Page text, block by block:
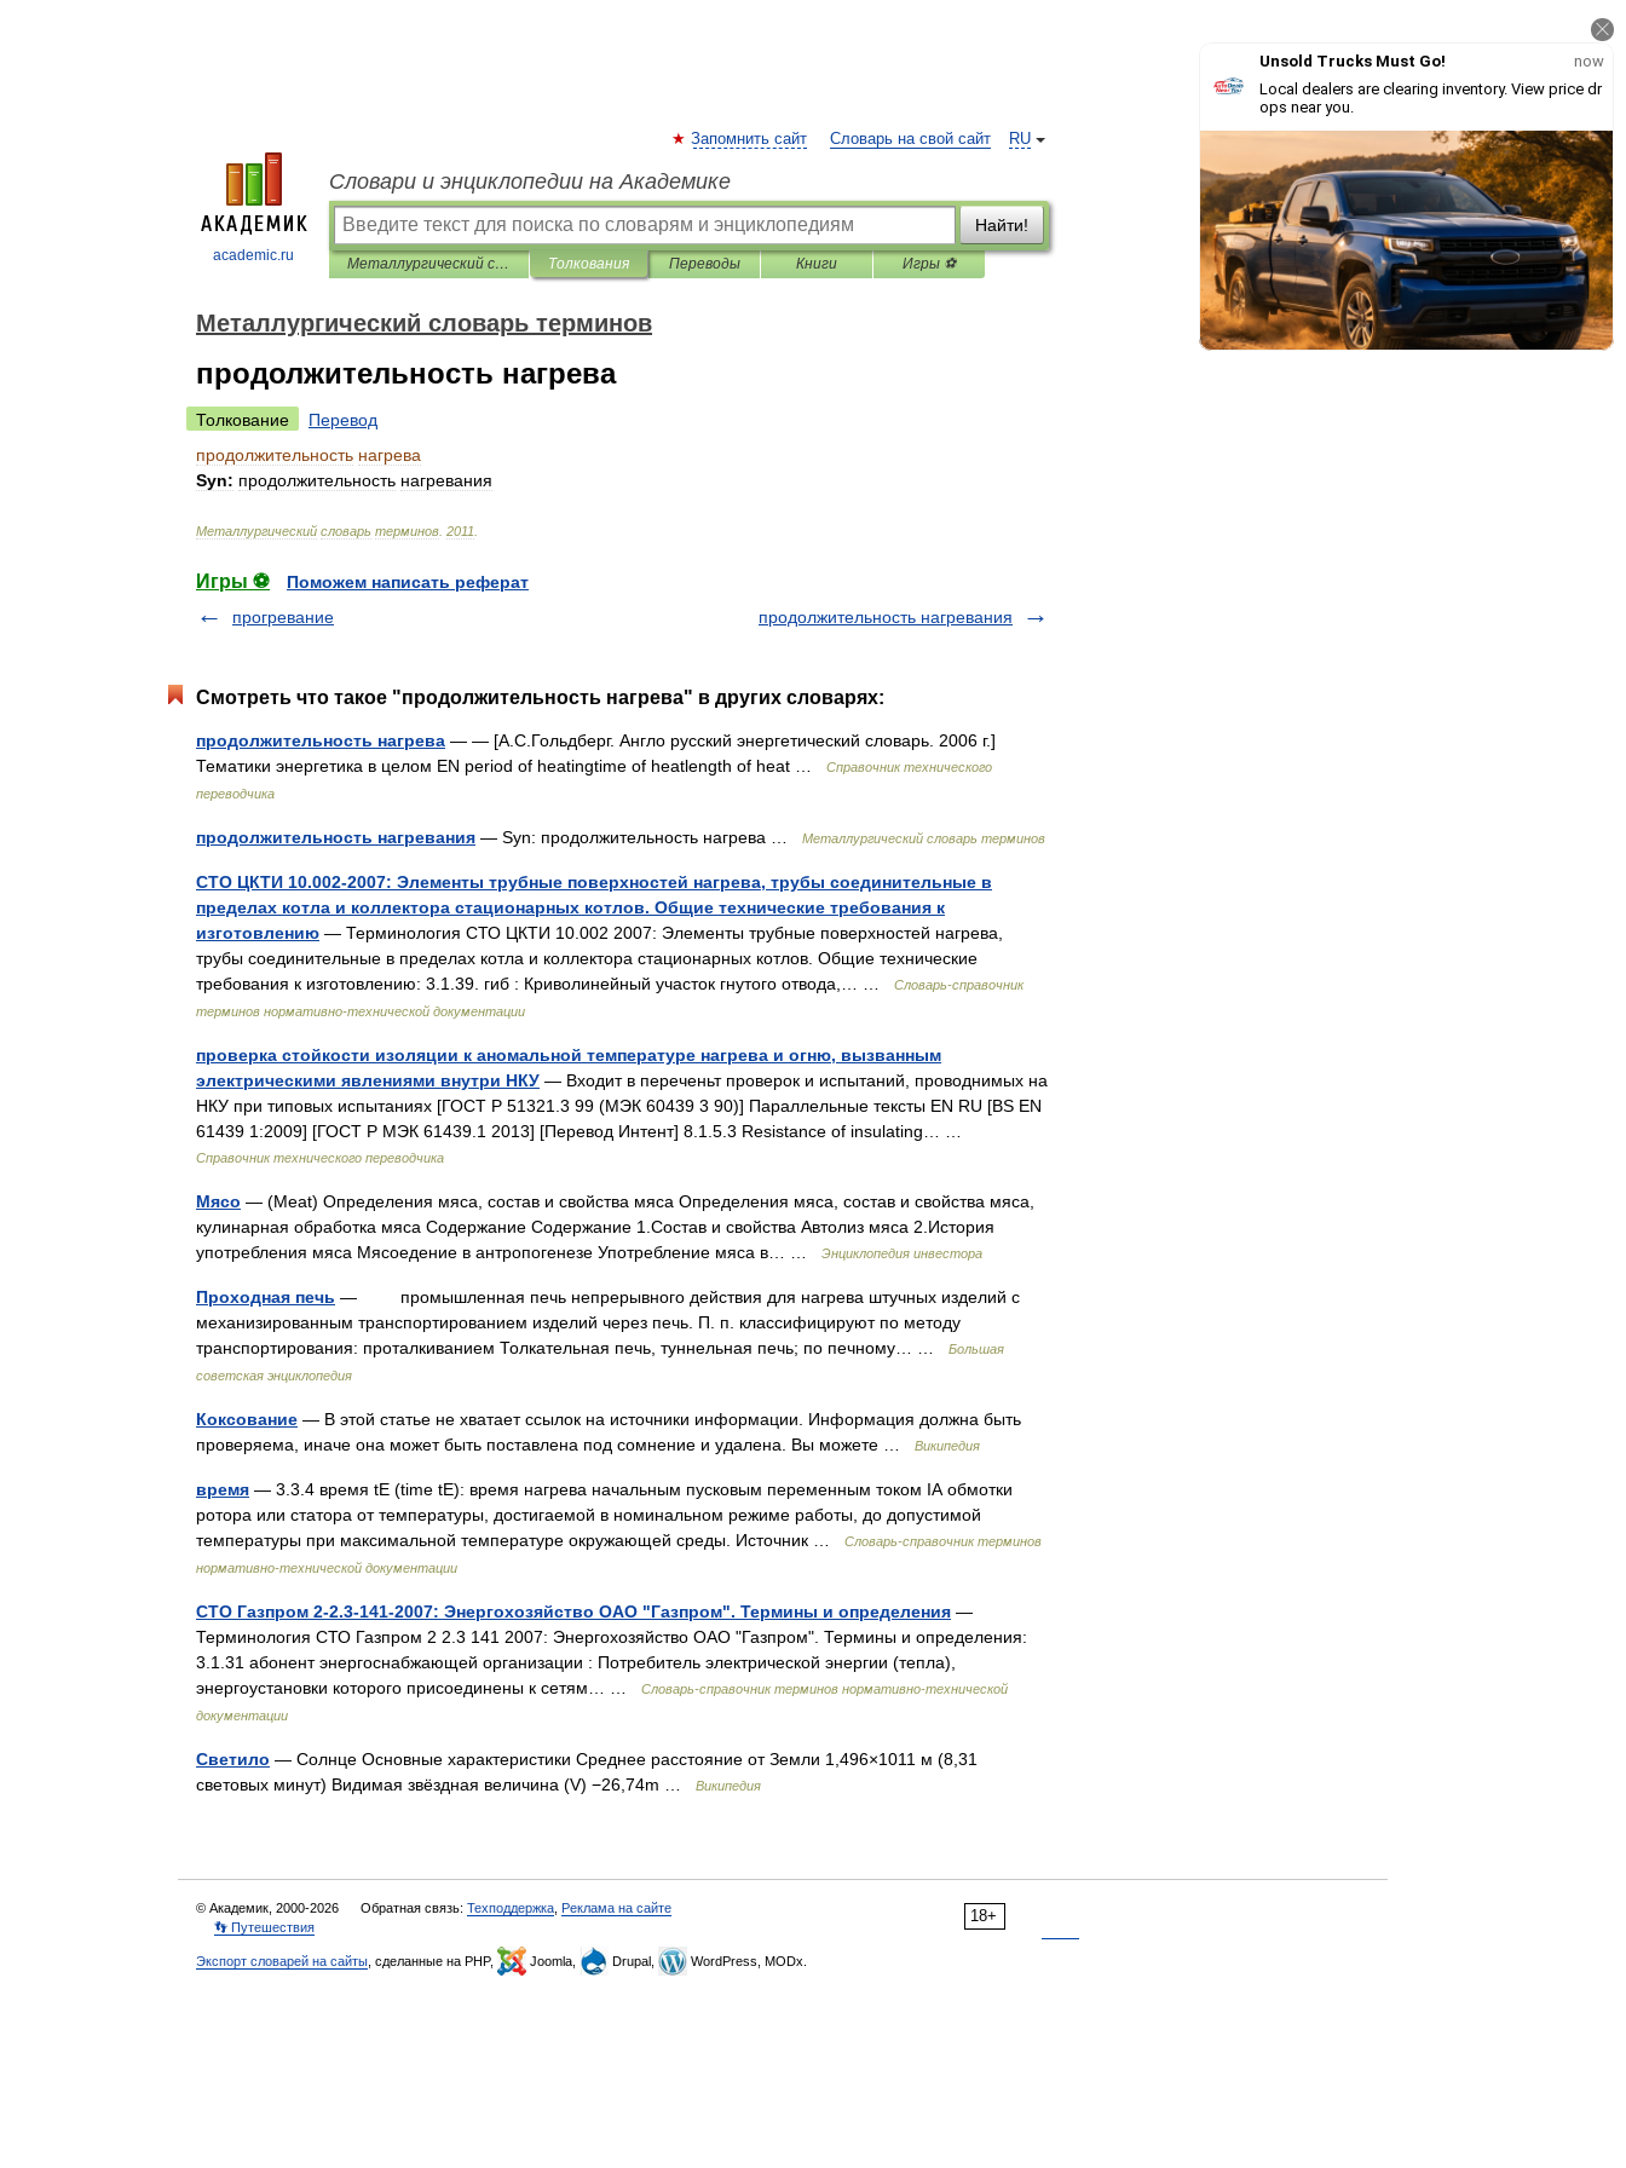
academic.ru
RU
Запомнить сайт Словарь на свой сайт
Словари и энциклопедии на Академике
Найти!
Металлургический словарь терминов Толкования Переводы Книги Игры ⚽
Металлургический словарь терминов
продолжительность нагрева
Толкование
Перевод
продолжительность нагрева
Syn: продолжительность нагревания
Металлургический словарь терминов 2011
Игры ⚽
Поможем написать реферат
прогревание
продолжительность нагревания
Смотреть что такое "продолжительность нагрева" в других словарях:
продолжительность нагрева — — [А.С.Гольдберг. Англо русский энергетический словарь. 2006 г.]
Тематики энергетика в целом EN period of heatingtime of heatlength of heat …
Справочник технического
переводчика
продолжительность нагревания — Syn: продолжительность нагрева … Металлургический словарь терминов
СТО ЦКТИ 10.002-2007: Элементы трубные поверхностей нагрева, трубы соединительные в
пределах котла и коллектора стационарных котлов. Общие технические требования к
изготовлению — Терминология СТО ЦКТИ 10.002 2007: Элементы трубные поверхностей нагрева,
трубы соединительные в пределах котла и коллектора стационарных котлов. Общие технические
требования к изготовлению: 3.1.39. гиб : Криволинейный участок гнутого отвода,… …
Словарь-справочник
терминов нормативно-технической документации
проверка стойкости изоляции к аномальной температуре нагрева и огню, вызванным
электрическими явлениями внутри НКУ — Входит в переченьт проверок и испытаний, проводнимых на
НКУ при типовых испытаниях [ГОСТ Р 51321.3 99 (МЭК 60439 3 90)] Параллельные тексты EN RU [BS EN
61439 1:2009] [ГОСТ Р МЭК 61439.1 2013] [Перевод Интент] 8.1.5.3 Resistance of insulating… …
Справочник технического переводчика
Мясо — (Meat) Определения мяса, состав и свойства мяса Определения мяса, состав и свойства мяса,
кулинарная обработка мяса Содержание Содержание 1.Состав и свойства Автолиз мяса 2.История
употребления мяса Мясоедение в антропогенезе Употребление мяса в… …
Энциклопедия инвестора
Проходная печь — промышленная печь непрерывного действия для нагрева штучных изделий с
механизированным транспортированием изделий через печь. П. п. классифицируют по методу
транспортирования: проталкиванием Толкательная печь, туннельная печь; по печному… …
Большая
советская энциклопедия
Коксование — В этой статье не хватает ссылок на источники информации. Информация должна быть
проверяема, иначе она может быть поставлена под сомнение и удалена. Вы можете …
Википедия
время — 3.3.4 время tE (time tE): время нагрева начальным пусковым переменным током IА обмотки
ротора или статора от температуры, достигаемой в номинальном режиме работы, до допустимой
температуры при максимальной температуре окружающей среды. Источник …
Словарь-справочник терминов
нормативно-технической документации
СТО Газпром 2-2.3-141-2007: Энергохозяйство ОАО "Газпром". Термины и определения —
Терминология СТО Газпром 2 2.3 141 2007: Энергохозяйство ОАО "Газпром". Термины и определения:
3.1.31 абонент энергоснабжающей организации : Потребитель электрической энергии (тепла),
энергоустановки которого присоединены к сетям… …
Словарь-справочник терминов нормативно-технической
документации
Светило — Солнце Основные характеристики Среднее расстояние от Земли 1,496×1011 м (8,31
световых минут) Видимая звёздная величина (V) −26,74m …
Википедия
18+
© Академик, 2000-2026 Обратная связь: Техподдержка Реклама на сайте
👣 Путешествия
Экспорт словарей на сайты , сделанные на PHP, Joomla, Drupal, WordPress, MODx.